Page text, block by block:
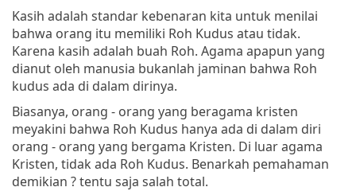
Kasih adalah standar kebenaran kita untuk menilai
bahwa orang itu memiliki Roh Kudus atau tidak.
Karena kasih adalah buah Roh. Agama apapun yang
dianut oleh manusia bukanlah jaminan bahwa Roh
kudus ada di dalam dirinya.
Biasanya, orang - orang yang beragama kristen
meyakini bahwa Roh Kudus hanya ada di dalam diri
orang - orang yang bergama Kristen. Di luar agama
Kristen, tidak ada Roh Kudus. Benarkah pemahaman
demikian ? tentu saja salah total.